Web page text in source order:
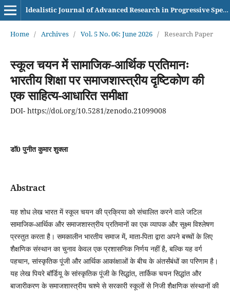
ldealistic Journal of Advanced Research in Progressive Spectrums (IJARPS) eISSN– 2583-6986
Home / Archives / Vol. 5 No. 06: June 2026 / Research Paper
स्कूल चयन में सामाजिक-आर्थिक प्रतिमानः
भारतीय शिक्षा पर समाजशास्त्रीय दृष्टिकोण की
एक साहित्य-आधारित समीक्षा
DOI- https://doi.org/10.5281/zenodo.21099008
डॉ0 पुनीत कुमार शुक्ला
Abstract
यह शोध लेख भारत में स्कूल चयन की प्रक्रिया को संचालित करने वाले जटिल
सामाजिक-आर्थिक और समाजशास्त्रीय प्रतिमानों का एक व्यापक और सूक्ष्म विश्लेषण
प्रस्तुत करता है। समकालीन भारतीय समाज में, माता-पिता द्वारा अपने बच्चों के लिए
शैक्षणिक संस्थान का चुनाव केवल एक प्रशासनिक निर्णय नहीं है, बल्कि यह वर्ग
पहचान, सांस्कृतिक पूंजी और आर्थिक आकांक्षाओं के बीच के अंतर्संबंधों का परिणाम है।
यह लेख पियरे बॉर्डियू के सांस्कृतिक पूंजी के सिद्धांत, तार्किक चयन सिद्धांत और
बाजारीकरण के समाजशास्त्रीय चश्मे से सरकारी स्कूलों से निजी शैक्षणिक संस्थानों की